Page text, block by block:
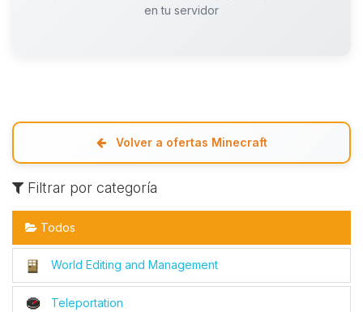
en tu servidor
Volver a ofertas Minecraft
Filtrar por categoría
Todos
World Editing and Management
Teleportation